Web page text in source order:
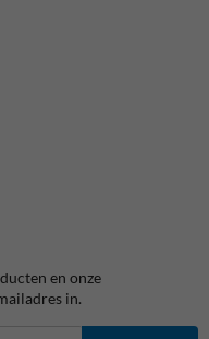
en onze
in.